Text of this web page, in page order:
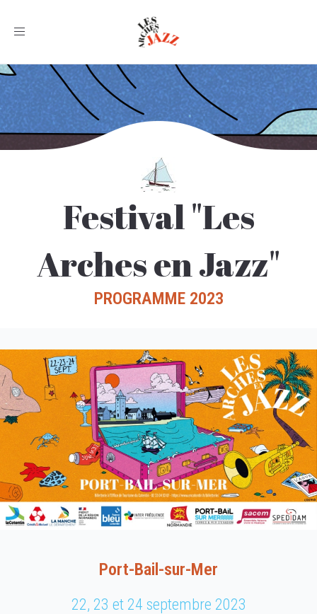
Toggle
Festival "Les
Arches en Jazz"
PROGRAMME 2023
Port-Bail-sur-Mer
22, 23 et 24 septembre 2023